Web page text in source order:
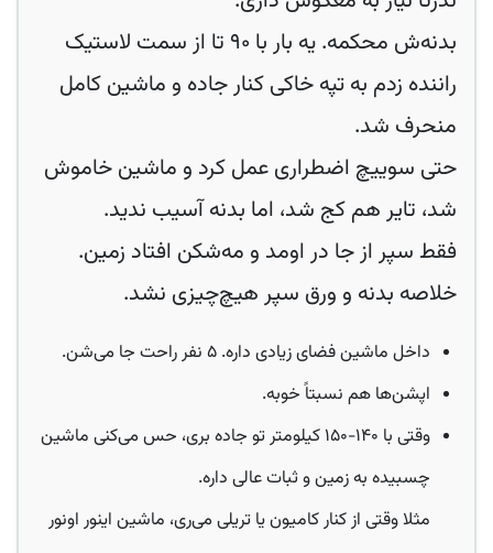
بدنه‌ش محکمه. یه بار با ۹۰ تا از سمت لاستیک
راننده زدم به تپه خاکی کنار جاده و ماشین کامل
منحرف شد.
حتی سوییچ اضطراری عمل کرد و ماشین خاموش
شد، تایر هم کج شد، اما بدنه آسیب ندید.
فقط سپر از جا در اومد و مه‌شکن افتاد زمین.
خلاصه بدنه و ورق سپر هیچ‌چیزی نشد.
داخل ماشین فضای زیادی داره. ۵ نفر راحت جا می‌شن.
اپشن‌ها هم نسبتاً خوبه.
وقتی با ۱۴۰-۱۵۰ کیلومتر تو جاده بری، حس می‌کنی ماشین
چسبیده به زمین و ثبات عالی داره.
مثلا وقتی از کنار کامیون یا تریلی می‌ری، ماشین اینور اونور